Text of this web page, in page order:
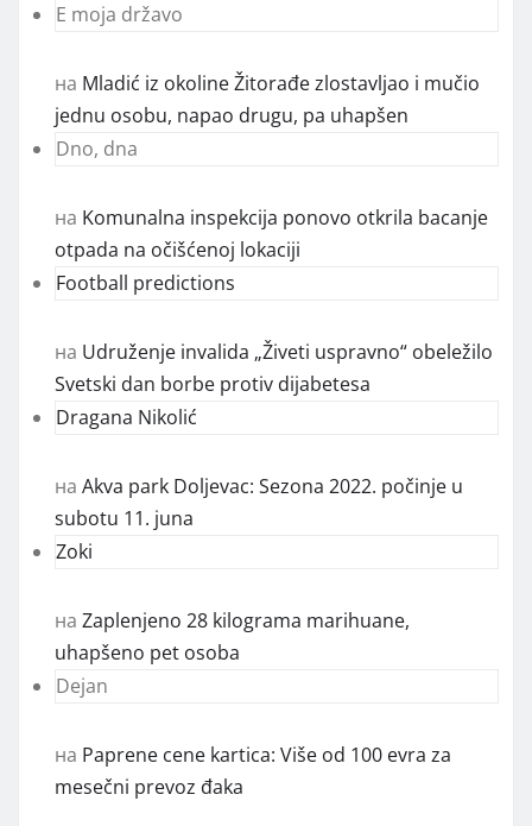
E moja državo
на Mladić iz okoline Žitorađe zlostavljao i mučio
jednu osobu, napao drugu, pa uhapšen
Dno, dna
на Komunalna inspekcija ponovo otkrila bacanje
otpada na očišćenoj lokaciji
Football predictions
на Udruženje invalida „Živeti uspravno“ obeležilo
Svetski dan borbe protiv dijabetesa
Dragana Nikolić
на Akva park Doljevac: Sezona 2022. počinje u
subotu 11. juna
Zoki
на Zaplenjeno 28 kilograma marihuane,
uhapšeno pet osoba
Dejan
на Paprene cene kartica: Više od 100 evra za
mesečni prevoz đaka